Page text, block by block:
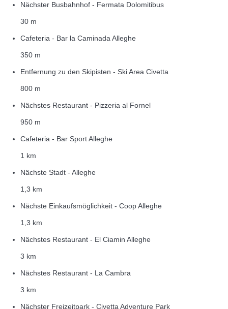
Nächster Busbahnhof - Fermata Dolomitibus
30 m
Cafeteria - Bar la Caminada Alleghe
350 m
Entfernung zu den Skipisten - Ski Area Civetta
800 m
Nächstes Restaurant - Pizzeria al Fornel
950 m
Cafeteria - Bar Sport Alleghe
1 km
Nächste Stadt - Alleghe
1,3 km
Nächste Einkaufsmöglichkeit - Coop Alleghe
1,3 km
Nächstes Restaurant - El Ciamin Alleghe
3 km
Nächstes Restaurant - La Cambra
3 km
Nächster Freizeitpark - Civetta Adventure Park